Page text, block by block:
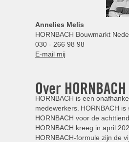
Annelies Melis
HORNBACH Bouwmarkt
030 - 266 98 98
E-mail mij
Over HORNBACH
HORNBACH is een
medewerkers. HORNBACH
HORNBACH voor de
HORNBACH kreeg in april
HORNBACH-formule zijn de